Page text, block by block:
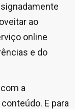
ao
online
e do
a
E para